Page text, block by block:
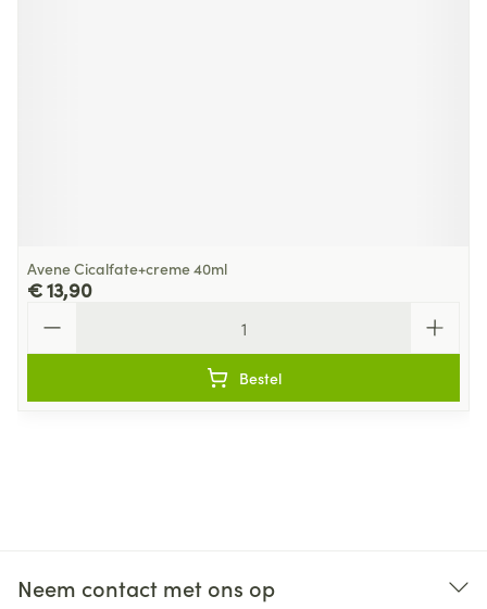
Avene Cicalfate+creme 40ml
€ 13,90
Bestel
Neem contact met ons op